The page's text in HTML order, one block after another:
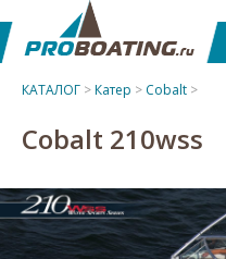
КАТАЛОГ >Катер > Cobalt >
Cobalt 210wss